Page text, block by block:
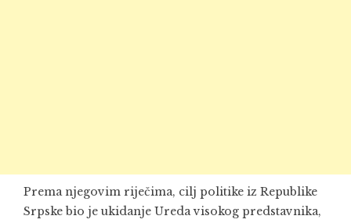
Prema njegovim riječima, cilj politike iz Republike
Srpske bio je ukidanje Ureda visokog predstavnika,